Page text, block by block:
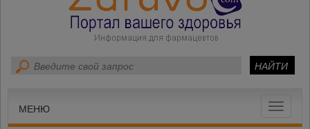
Toggle
МЕНЮ